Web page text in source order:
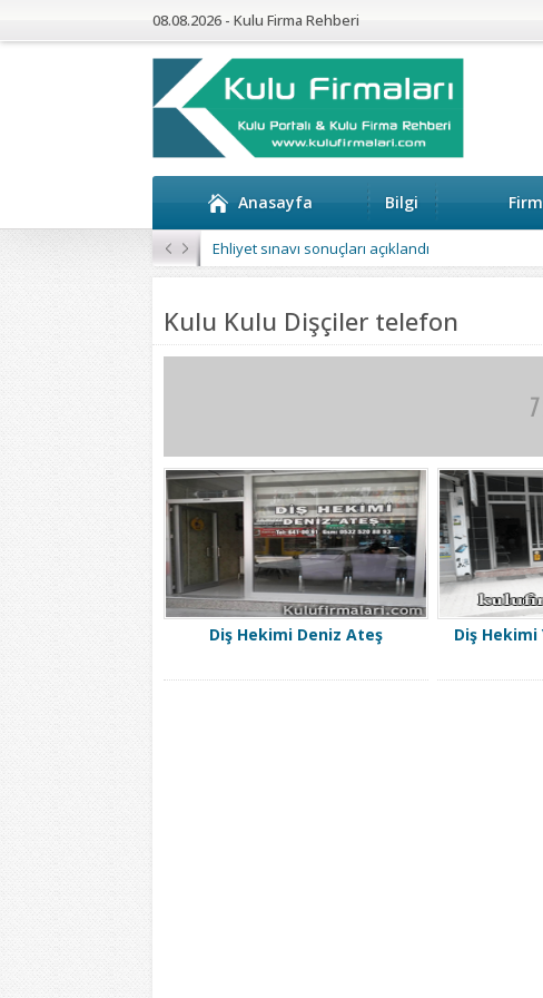
08.08.2026 - Kulu Firma Rehberi
Anasayfa Bilgi
Ehliyet sınavı sonuçları açıklandı
Kulu Kulu Dişçiler telefon
Diş Hekimi Deniz Ateş
Diş